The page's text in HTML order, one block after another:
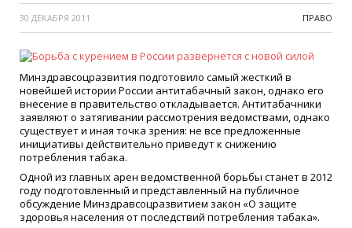
30 ДЕКАБРЯ 2011 ПРАВО
Минздравсоцразвития подготовило самый жесткий в
новейшей истории России антитабачный закон, однако его
внесение в правительство откладывается. Антитабачники
заявляют о затягивании рассмотрения ведомствами, однако
существует и иная точка зрения: не все предложенные
инициативы действительно приведут к снижению
потребления табака.
Одной из главных арен ведомственной борьбы станет в 2012
году подготовленный и представленный на публичное
обсуждение Минздравсоцразвитием закон «О защите
здоровья населения от последствий потребления табака».